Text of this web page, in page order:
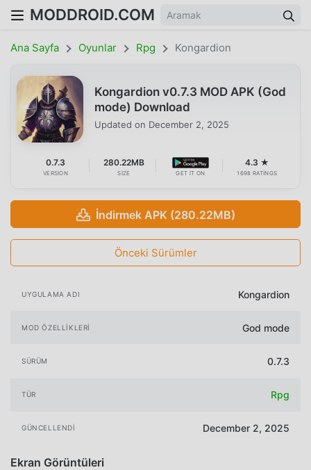
MODDROID.COM
Ana Sayfa Oyunlar Rpg Kongardion
Kongardion v0.7.3 MOD APK (God
mode) Download
Updated on December 2, 2025
0.7.3
VERSION
280.22MB
SIZE GET IT ON
4.3 ★
1698 RATINGS
İndirmek APK (280.22MB)
Önceki Sürümler
UYGULAMA ADI Kongardion
MOD ÖZELLIKLERI God mode
SÜRÜM 0.7.3
TÜR Rpg
GÜNCELLENDI December 2, 2025
Ekran Görüntüleri